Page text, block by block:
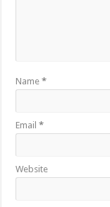
Name*
Email*
Website